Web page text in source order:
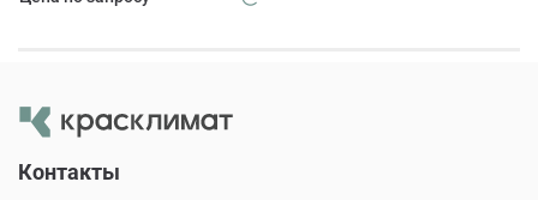
Контакты